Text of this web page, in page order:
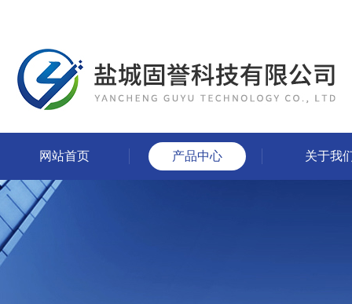
网站首页 产品中心 关于我